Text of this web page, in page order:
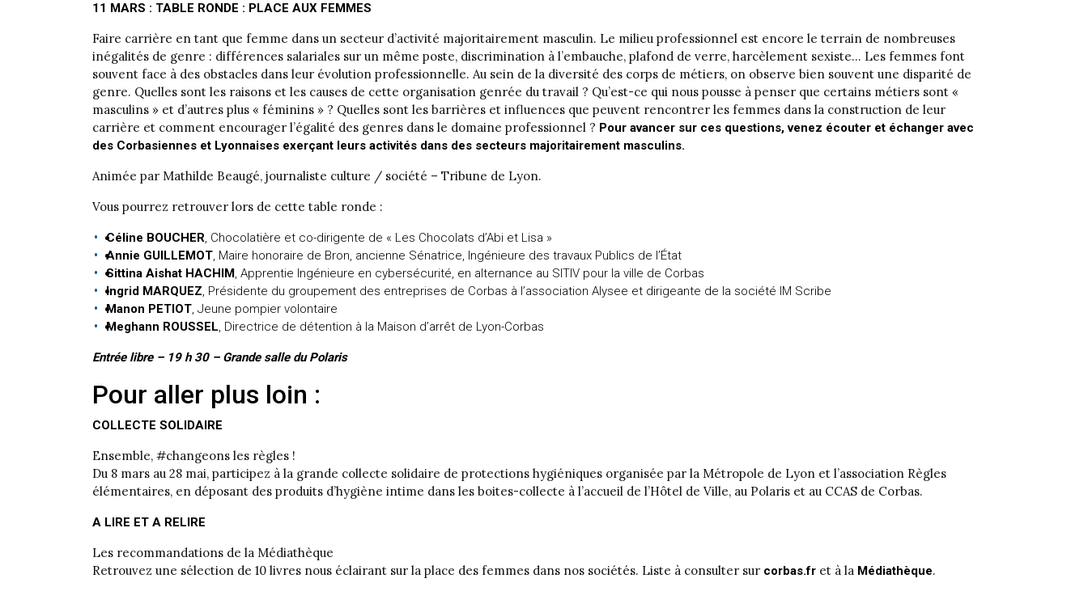
11 MARS : TABLE RONDE : PLACE AUX FEMMES
Faire carrière en tant que femme dans un secteur d’activité majoritairement masculin. Le milieu professionnel est encore le terrain de nombreuses
inégalités de genre : différences salariales sur un même poste, discrimination à l’embauche, plafond de verre, harcèlement sexiste… Les femmes font
souvent face à des obstacles dans leur évolution professionnelle. Au sein de la diversité des corps de métiers, on observe bien souvent une disparité de
genre. Quelles sont les raisons et les causes de cette organisation genrée du travail ? Qu’est-ce qui nous pousse à penser que certains métiers sont «
masculins » et d’autres plus « féminins » ? Quelles sont les barrières et influences que peuvent rencontrer les femmes dans la construction de leur
carrière et comment encourager l’égalité des genres dans le domaine professionnel ? Pour avancer sur ces questions, venez écouter et échanger avec
des Corbasiennes et Lyonnaises exerçant leurs activités dans des secteurs majoritairement masculins.
Animée par Mathilde Beaugé, journaliste culture / société – Tribune de Lyon.
Vous pourrez retrouver lors de cette table ronde :
Céline BOUCHER, Chocolatière et co-dirigente de « Les Chocolats d’Abi et Lisa »
Annie GUILLEMOT, Maire honoraire de Bron, ancienne Sénatrice, Ingénieure des travaux Publics de l’État
Sittina Aishat HACHIM, Apprentie Ingénieure en cybersécurité, en alternance au SITIV pour la ville de Corbas
Ingrid MARQUEZ, Présidente du groupement des entreprises de Corbas à l’association Alysee et dirigeante de la société IM Scribe
Manon PETIOT, Jeune pompier volontaire
Meghann ROUSSEL, Directrice de détention à la Maison d’arrêt de Lyon-Corbas
Entrée libre – 19 h 30 – Grande salle du Polaris
Pour aller plus loin :
COLLECTE SOLIDAIRE
Ensemble, #changeons les règles !
Du 8 mars au 28 mai, participez à la grande collecte solidaire de protections hygiéniques organisée par la Métropole de Lyon et l’association Règles
élémentaires, en déposant des produits d’hygiène intime dans les boites-collecte à l’accueil de l’Hôtel de Ville, au Polaris et au CCAS de Corbas.
A LIRE ET A RELIRE
Les recommandations de la Médiathèque
Retrouvez une sélection de 10 livres nous éclairant sur la place des femmes dans nos sociétés. Liste à consulter sur corbas.fr et à la Médiathèque.